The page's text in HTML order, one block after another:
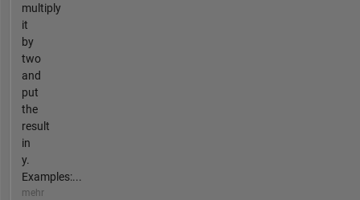
multiply
it
by
two
and
put
the
result
in
y.
Examples:...
mehr